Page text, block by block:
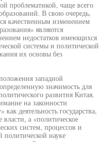
проблематикой, чаще всего
В свою очередь,
качественным изменением
являются
недостатков имеющихся
системы и политической
их основы без
западной
значимость для
развития Китая.
на законности
деятельность государства,
власти, а «политическое
систем, процессов и
политической науке